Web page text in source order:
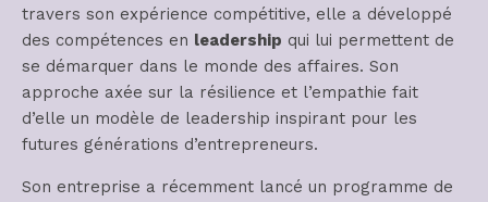
travers son expérience compétitive, elle a développé
des compétences en leadership qui lui permettent de
se démarquer dans le monde des affaires. Son
approche axée sur la résilience et l’empathie fait
d’elle un modèle de leadership inspirant pour les
futures générations d’entrepreneurs.
Son entreprise a récemment lancé un programme de